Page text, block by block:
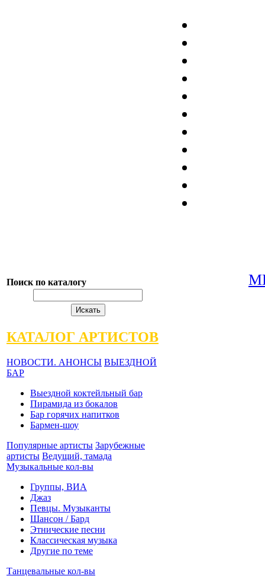
Поиск по каталогу
КАТАЛОГ АРТИСТОВ
НОВОСТИ. АНОНСЫ ВЫЕЗДНОЙ
БАР
Выездной коктейльный бар
Пирамида из бокалов
Бар горячих напитков
Бармен-шоу
Популярные артисты Зарубежные
артисты Ведущий, тамада
Музыкальные кол-вы
Группы, ВИА
Джаз
Певцы. Музыканты
Шансон / Бард
Этнические песни
Классическая музыка
Другие по теме
Танцевальные кол-вы